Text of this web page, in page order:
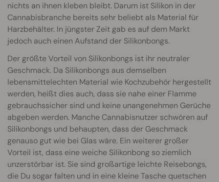
nichts an ihnen kleben bleibt. Darum ist Silikon in der
Cannabisbranche bereits sehr beliebt als Material für
Harzbehälter. In jüngster Zeit gab es auf dem Markt
jedoch auch einen Aufstand der Silikonbongs.
Der größte Vorteil von Silikonbongs ist ihr neutraler
Geschmack. Da Silikonbongs aus demselben
lebensmittelechten Material wie Kochzubehör hergestellt
werden, heißt dies auch, dass sie nahe einer Flamme
gebrauchssicher sind und keine unangenehmen Gerüche
abgeben werden. Manche Cannabisnutzer schwören auf
Silikonbongs und behaupten, dass der Geschmack
genauso gut wie bei Glas wäre. Ein weiterer großer
Vorteil ist, dass eine weiche Silikonbong so ziemlich
unzerstörbar ist. Sie sind großartige leichte Reisebongs,
die Du sogar falten und in eine kleine Tasche quetschen